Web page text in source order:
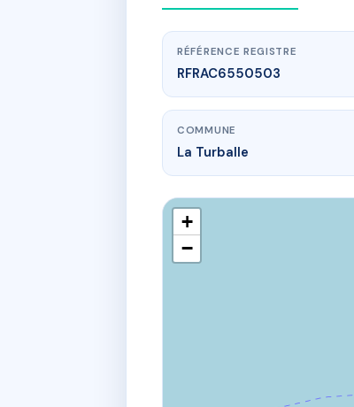
RÉFÉRENCE REGISTRE
RFRAC6550503
COMMUNE
La Turballe
+
−